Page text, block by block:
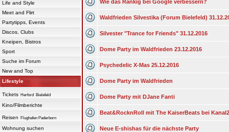
Life and Style
Meet and Flirt
Partytipps, Events
Discos, Clubs
Kneipen, Bistros
Sport
Suche im Forum
New and Top
Lifestyle
Tickets Herford Bielefeld
Kino/Filmberichte
Reisen Flughafen Paderborn
Wohnung suchen
Wie das Rankig bei Google verbessern?
Waldfrieden Silvestika (Forum Bielefeld)
Silvester "Trance for Friends" 31.12.2016
Dome Party im Waldfrieden 23.12.2016
Psychedelic X-Mas 25.12.2016
Dome Party im Waldfrieden
Dome Party mit DJane Fanti
Beat&RocknRoll mit The KaiserBeats bei
Neue E-shishas für die nächste Party